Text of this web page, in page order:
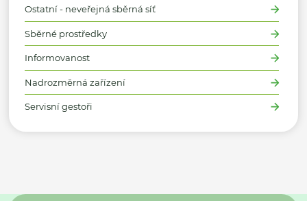
Ostatní - neveřejná sběrná síť
Sběrné prostředky
Informovanost
Nadrozměrná zařízení
Servisní gestoři